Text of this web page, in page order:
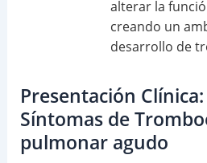
alterar la
creando un
desarrollo de
Presentación
Síntomas de
pulmonar agudo